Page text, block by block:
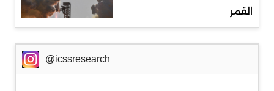
القمر
@icssresearch